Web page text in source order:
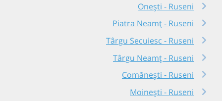
Onești - Ruseni
Piatra Neamț - Ruseni
Târgu Secuiesc - Ruseni
Târgu Neamț - Ruseni
Comănești - Ruseni
Moinești - Ruseni